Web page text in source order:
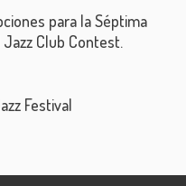
para la Séptima
Club Contest.
Festival